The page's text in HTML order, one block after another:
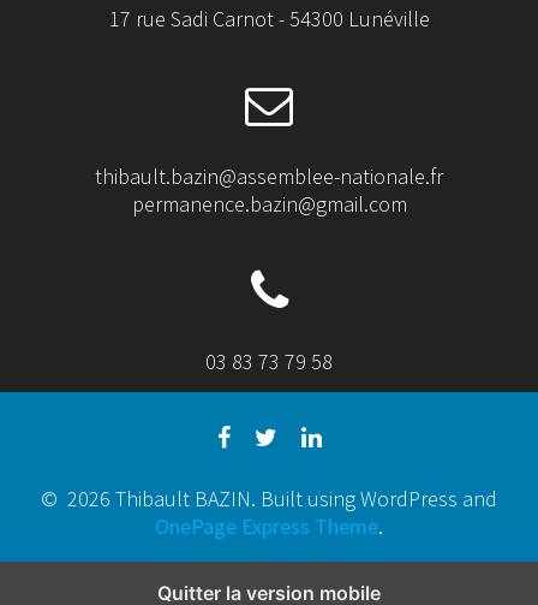
17 rue Sadi Carnot - 54300 Lunéville
thibault.bazin@assemblee-nationale.fr
permanence.bazin@gmail.com
03 83 73 79 58
© 2026 Thibault BAZIN. Built using WordPress and
OnePage Express Theme.
Quitter la version mobile